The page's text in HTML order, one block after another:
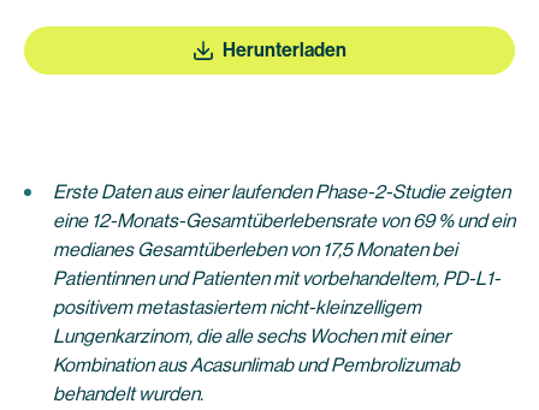
Herunterladen
Erste Daten aus einer laufenden Phase-2-Studie zeigten
eine 12-Monats-Gesamtüberlebensrate von 69 % und ein
medianes Gesamtüberleben von 17,5 Monaten bei
Patientinnen und Patienten mit vorbehandeltem, PD-L1-
positivem metastasiertem nicht-kleinzelligem
Lungenkarzinom, die alle sechs Wochen mit einer
Kombination aus Acasunlimab und Pembrolizumab
behandelt wurden.